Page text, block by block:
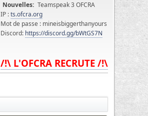
Nouvelles: Teamspeak 3 OFCRA
IP :ts.ofcra.org
Mot de passe : mineisbiggerthanyours
Discord: https://discord.gg/bWtGS7N
/!\ L'OFCRA RECRUTE /!\